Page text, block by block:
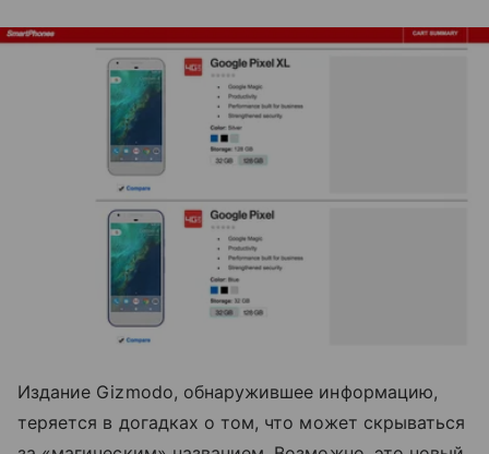
Издание Gizmodo, обнаружившее информацию,
теряется в догадках о том, что может скрываться